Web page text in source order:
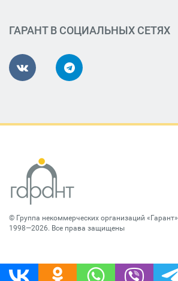
ГАРАНТ В СОЦИАЛЬНЫХ СЕТЯХ
© Группа некоммерческих организаций «Гарант»
1998—2026. Все права защищены